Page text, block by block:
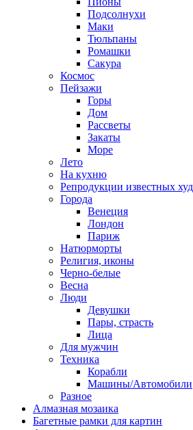
Подсолнухи
Маки
Тюльпаны
Ромашки
Сакура
Космос
Пейзажи
Горы
Дом
Рассветы
Закаты
Море
Лето
На кухню
Репродукции известных
Города
Венеция
Лондон
Париж
Натюрморты
Религия, иконы
Черно-белые
Весна
Люди
Девушки
Пары, страсть
Лица
Для мужчин
Техника
Корабли
Машины/Автомобили
Разное
Алмазная мозаика
Багетные рамки для картин